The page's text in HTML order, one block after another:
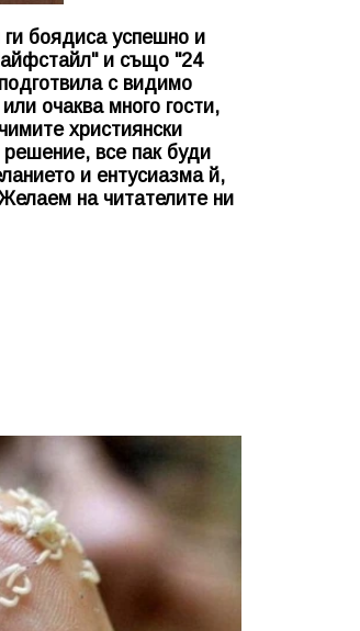
боядиса успешно и
и също "24
с видимо
очаква много гости,
християнски
все пак буди
и ентусиазма й,
на читателите ни